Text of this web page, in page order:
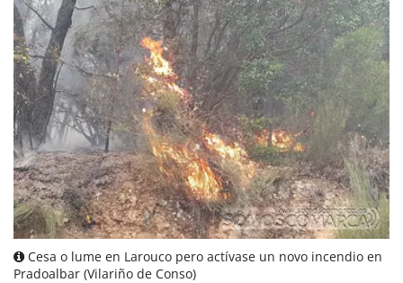
Cesa o lume en Larouco pero actívase un novo incendio en
Pradoalbar (Vilariño de Conso)